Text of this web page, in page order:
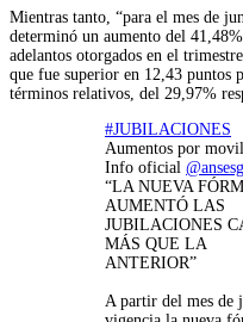
Mientras tanto, “para el mes de
determinó un aumento del
adelantos otorgados en el
que fue superior en 12,43 puntos
términos relativos, del 29,97%
#JUBILACIONES
Aumentos por
Info oficial
“LA NUEVA
AUMENTÓ LAS
JUBILACIONES
MÁS QUE LA
ANTERIOR”
A partir del mes de